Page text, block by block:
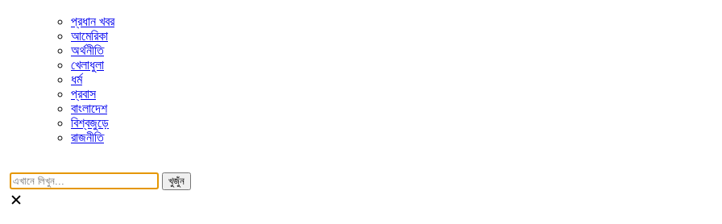
প্রধান খবর
আমেরিকা
অর্থনীতি
খেলাধুলা
ধর্ম
প্রবাস
বাংলাদেশ
বিশ্বজুড়ে
রাজনীতি
খুজুঁন